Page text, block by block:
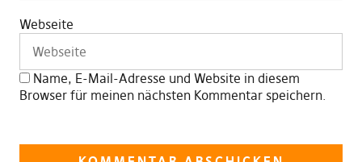
Webseite
Name, E-Mail-Adresse und Website in diesem
Browser für meinen nächsten Kommentar speichern.